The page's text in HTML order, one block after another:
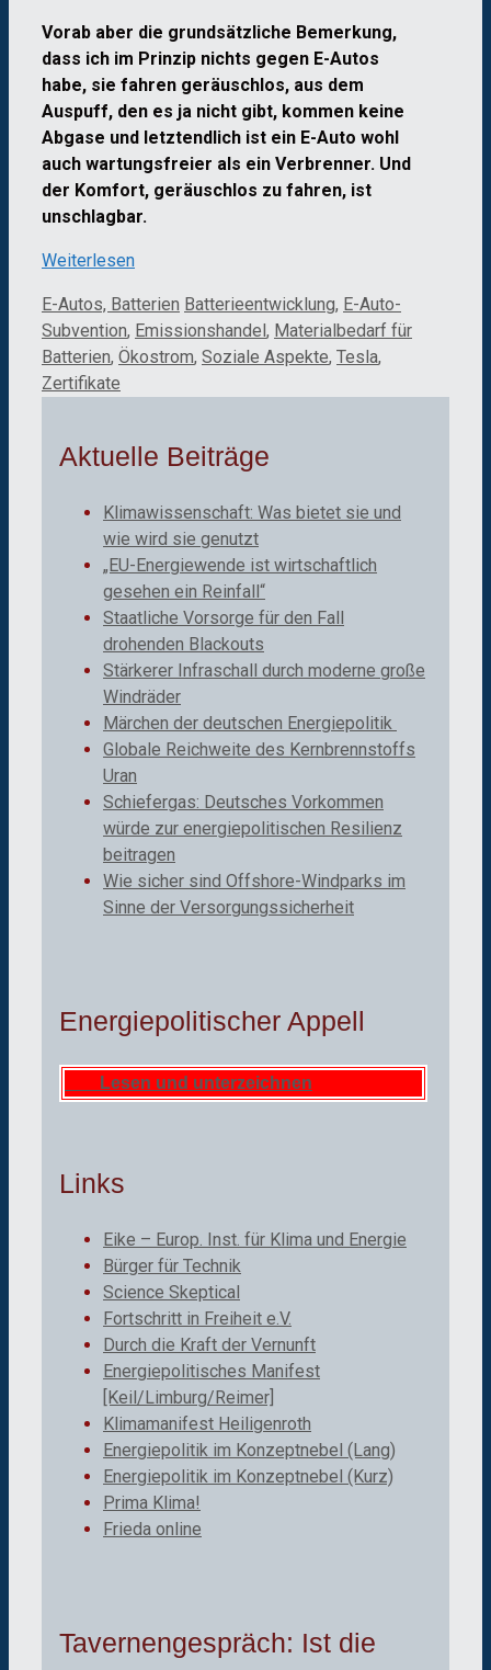
Vorab aber die grundsätzliche Bemerkung,
dass ich im Prinzip nichts gegen E-Autos
habe, sie fahren geräuschlos, aus dem
Auspuff, den es ja nicht gibt, kommen keine
Abgase und letztendlich ist ein E-Auto wohl
auch wartungsfreier als ein Verbrenner. Und
der Komfort, geräuschlos zu fahren, ist
unschlagbar.
Weiterlesen
Kategorien
E-Autos, Batterien Schlagwörter
Batterieentwicklung, E-Auto-
Subvention, Emissionshandel, Materialbedarf für
Batterien, Ökostrom, Soziale Aspekte, Tesla,
Zertifikate
Aktuelle Beiträge
Klimawissenschaft: Was bietet sie und
wie wird sie genutzt
„EU-Energiewende ist wirtschaftlich
gesehen ein Reinfall“
Staatliche Vorsorge für den Fall
drohenden Blackouts
Stärkerer Infraschall durch moderne große
Windräder
Märchen der deutschen Energiepolitik
Globale Reichweite des Kernbrennstoffs
Uran
Schiefergas: Deutsches Vorkommen
würde zur energiepolitischen Resilienz
beitragen
Wie sicher sind Offshore-Windparks im
Sinne der Versorgungssicherheit
Energiepolitischer Appell
Lesen und unterzeichnen
Links
Eike – Europ. Inst. für Klima und Energie
Bürger für Technik
Science Skeptical
Fortschritt in Freiheit e.V.
Durch die Kraft der Vernunft
Energiepolitisches Manifest
[Keil/Limburg/Reimer]
Klimamanifest Heiligenroth
Energiepolitik im Konzeptnebel (Lang)
Energiepolitik im Konzeptnebel (Kurz)
Prima Klima!
Frieda online
Tavernengespräch: Ist die